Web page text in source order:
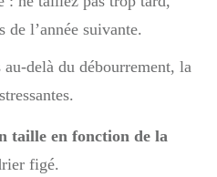
de l’année suivante.
delà du débourrement, la
taille en fonction de la
figé.